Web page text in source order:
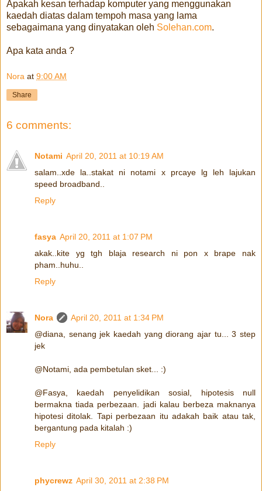
Apakah kesan terhadap komputer yang menggunakan
kaedah diatas dalam tempoh masa yang lama
sebagaimana yang dinyatakan oleh Solehan.com.
Apa kata anda ?
Nora at 9:00 AM
Share
6 comments:
Notami April 20, 2011 at 10:19 AM
salam..xde la..stakat ni notami x prcaye lg leh lajukan
speed broadband..
Reply
fasya April 20, 2011 at 1:07 PM
akak..kite yg tgh blaja research ni pon x brape nak
pham..huhu..
Reply
Nora
April 20, 2011 at 1:34 PM
@diana, senang jek kaedah yang diorang ajar tu... 3 step
jek
@Notami, ada pembetulan sket... :)
@Fasya, kaedah penyelidikan sosial, hipotesis null
bermakna tiada perbezaan. jadi kalau berbeza maknanya
hipotesi ditolak. Tapi perbezaan itu adakah baik atau tak,
bergantung pada kitalah :)
Reply
phycrewz April 30, 2011 at 2:38 PM